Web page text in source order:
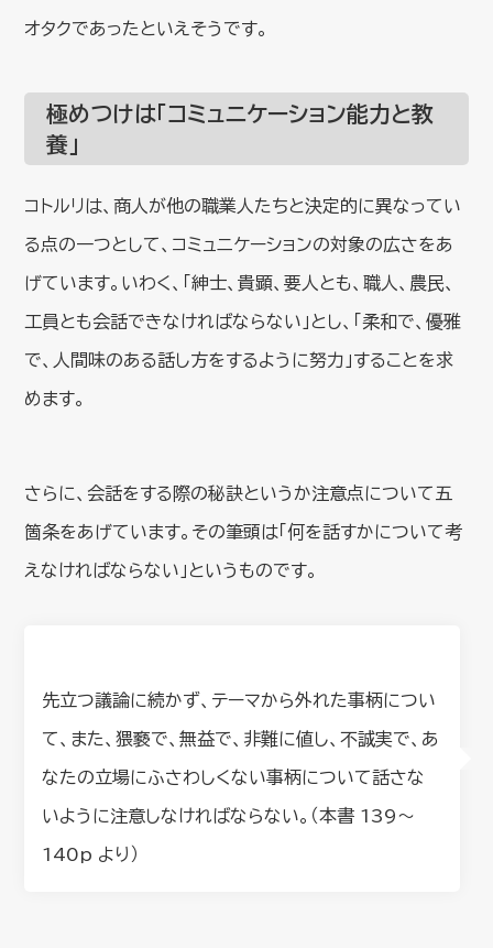
オタクであったといえそうです。
極めつけは「コミュニケーション能力と教
養」
コトルリは、商人が他の職業人たちと決定的に異なってい
る点の一つとして、コミュニケーションの対象の広さをあ
げています。いわく、「紳士、貴顕、要人とも、職人、農民、
工員とも会話できなければならない」とし、「柔和で、優雅
で、人間味のある話し方をするように努力」することを求
めます。
さらに、会話をする際の秘訣というか注意点について五
箇条をあげています。その筆頭は「何を話すかについて考
えなければならない」というものです。
先立つ議論に続かず、テーマから外れた事柄につい
て、また、猥褻で、無益で、非難に値し、不誠実で、あ
なたの立場にふさわしくない事柄について話さな
いように注意しなければならない。（本書 139〜
140p より）